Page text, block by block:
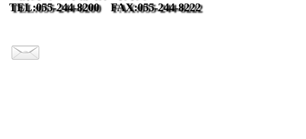
TEL:055-244-8200 FAX:055-244-8222